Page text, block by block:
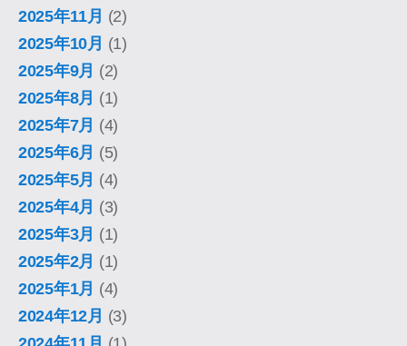
2025年11月 (2)
2025年10月 (1)
2025年9月 (2)
2025年8月 (1)
2025年7月 (4)
2025年6月 (5)
2025年5月 (4)
2025年4月 (3)
2025年3月 (1)
2025年2月 (1)
2025年1月 (4)
2024年12月 (3)